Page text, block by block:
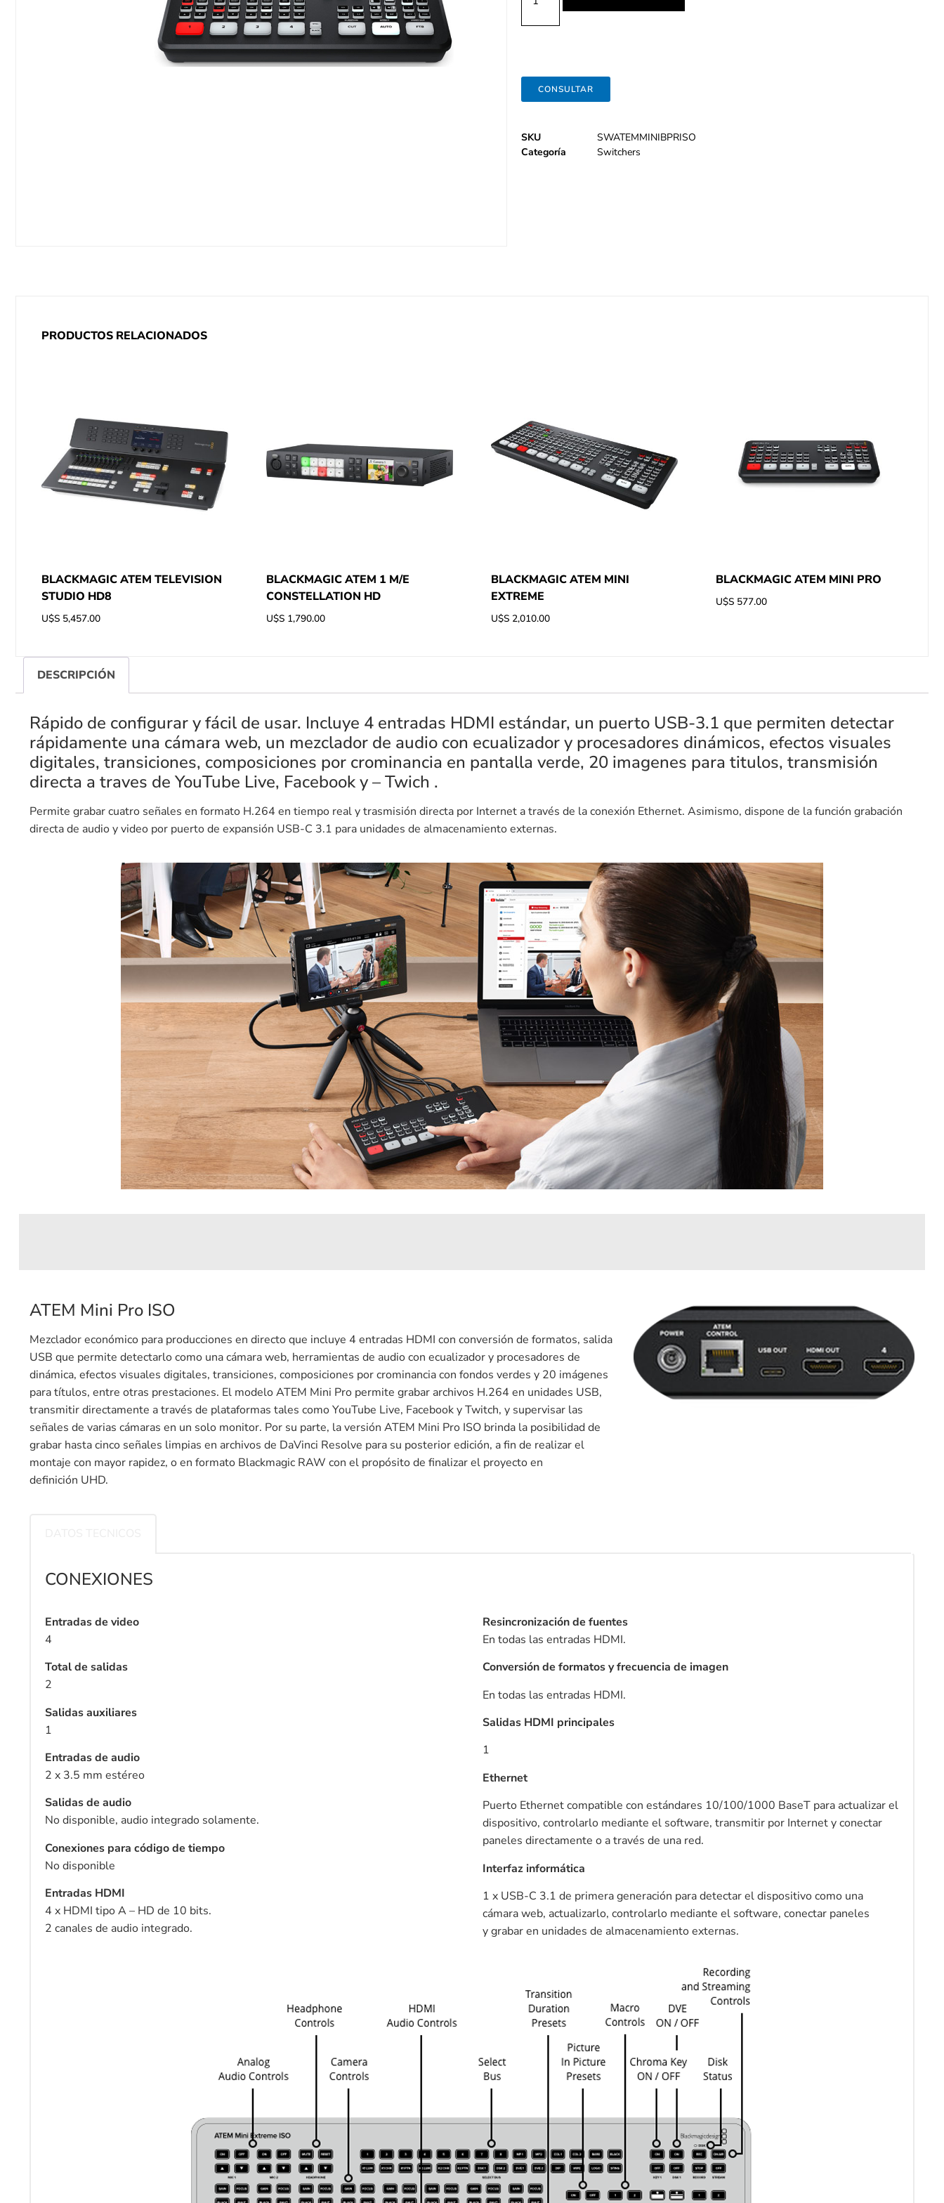
CONSULTAR
SKU
SWATEMMINIBPRISO
Categoría
Switchers
PRODUCTOS RELACIONADOS
BLACKMAGIC ATEM TELEVISION
STUDIO HD8
U$S 5,457.00
BLACKMAGIC ATEM 1 M/E
CONSTELLATION HD
U$S 1,790.00
BLACKMAGIC ATEM MINI
EXTREME
U$S 2,010.00
BLACKMAGIC ATEM MINI PRO
U$S 577.00
DESCRIPCIÓN
Rápido de configurar y fácil de usar. Incluye 4 entradas HDMI estándar, un puerto USB-3.1 que permiten detectar
rápidamente una cámara web, un mezclador de audio con ecualizador y procesadores dinámicos, efectos visuales
digitales, transiciones, composiciones por crominancia en pantalla verde, 20 imagenes para titulos, transmisión
directa a traves de YouTube Live, Facebook y – Twich .
Permite grabar cuatro señales en formato H.264 en tiempo real y trasmisión directa por Internet a través de la conexión Ethernet. Asimismo, dispone de la función grabación
directa de audio y video por puerto de expansión USB-C 3.1 para unidades de almacenamiento externas.
ATEM Mini Pro ISO
Mezclador económico para producciones en directo que incluye 4 entradas HDMI con conversión de formatos, salida
USB que permite detectarlo como una cámara web, herramientas de audio con ecualizador y procesadores de
dinámica, efectos visuales digitales, transiciones, composiciones por crominancia con fondos verdes y 20 imágenes
para títulos, entre otras prestaciones. El modelo ATEM Mini Pro permite grabar archivos H.264 en unidades USB,
transmitir directamente a través de plataformas tales como YouTube Live, Facebook y Twitch, y supervisar las
señales de varias cámaras en un solo monitor. Por su parte, la versión ATEM Mini Pro ISO brinda la posibilidad de
grabar hasta cinco señales limpias en archivos de DaVinci Resolve para su posterior edición, a fin de realizar el
montaje con mayor rapidez, o en formato Blackmagic RAW con el propósito de finalizar el proyecto en
definición UHD.
CONEXIONES
Entradas de video
4
Total de salidas
2
Salidas auxiliares
1
Entradas de audio
2 x 3.5 mm estéreo
Salidas de audio
No disponible, audio integrado solamente.
Conexiones para código de tiempo
No disponible
Entradas HDMI
4 x HDMI tipo A – HD de 10 bits.
2 canales de audio integrado.
Resincronización de fuentes
En todas las entradas HDMI.
Conversión de formatos y frecuencia de imagen
En todas las entradas HDMI.
Salidas HDMI principales
1
Ethernet
Puerto Ethernet compatible con estándares 10/100/1000 BaseT para actualizar el
dispositivo, controlarlo mediante el software, transmitir por Internet y conectar
paneles directamente o a través de una red.
Interfaz informática
1 x USB-C 3.1 de primera generación para detectar el dispositivo como una
cámara web, actualizarlo, controlarlo mediante el software, conectar paneles
y grabar en unidades de almacenamiento externas.